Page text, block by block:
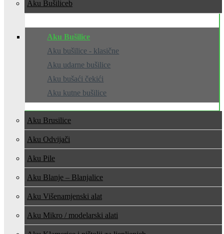
Aku Bušilice
Aku Bušilice
Aku bušilice - klasične
Aku udarne bušilice
Aku bušaći čekići
Aku kutne bušilice
Aku Brusilice
Aku Odvijači
Aku Pile
Aku Blanje – Blanjalice
Aku Višenamjenski alat
Aku Mikro / modelarski alati